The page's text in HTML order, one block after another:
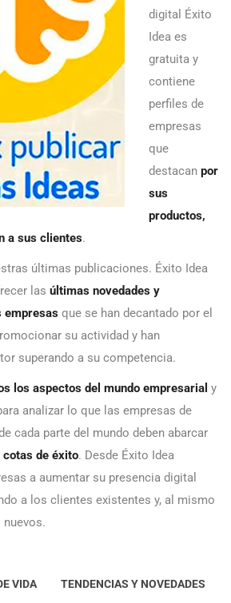
digital Éxito
Idea es
gratuita y
contiene
perfiles de
empresas
que
destacan por
sus
productos,
a sus clientes.
últimas publicaciones. Éxito Idea
las últimas novedades y
empresas que se han decantado por el
su actividad y han
superando a su competencia.
los aspectos del mundo empresarial y
analizar lo que las empresas de
cada parte del mundo deben abarcar
de éxito. Desde Éxito Idea
a aumentar su presencia digital
a los clientes existentes y, al mismo
VIDA TENDENCIAS Y NOVEDADES